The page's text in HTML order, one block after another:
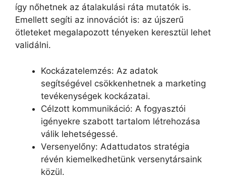
így nőhetnek az átalakulási ráta mutatók is.
Emellett segíti az innovációt is: az újszerű
ötleteket megalapozott tényeken keresztül lehet
validálni.
Kockázatelemzés: Az adatok
segítségével csökkenhetnek a marketing
tevékenységek kockázatai.
Célzott kommunikáció: A fogyasztói
igényekre szabott tartalom létrehozása
válik lehetségessé.
Versenyelőny: Adattudatos stratégia
révén kiemelkedhetünk versenytársaink
közül.